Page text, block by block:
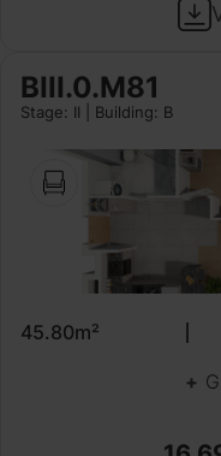
BIII.0.M81
Stage: II | Building: B
45.80m²